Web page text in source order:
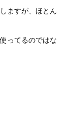
ますが、ほとん
ってるのではな